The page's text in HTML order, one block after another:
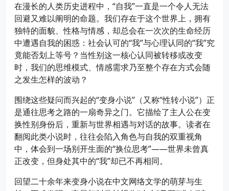
在漫长的人类历史进程中，“自我”一直是一个令人无法
回避又难以阐明的命题。我们存在于这个世界上，拥有
独特的面貌、性格与情感，却总会在一次次的生命经历
中遭遇自我的困惑：社会认可的“我”与心理认同的“我”究
竟能否划上等号？当性别这一核心认同被转移或改变
时，我们的思维模式、情感需求乃至整个存在方式会随
之发生怎样的波动？
围绕这些疑问而兴起的“变身小说”（又称“性转小说”）正
是通往思考之路的一扇奇异之门。它描绘了主人公在变
换性别身份后，重新与世界相遇与对话的故事。读者在
翻阅此类小说时，往往会陷入角色与自我的双重视角
中，体会到一场别开生面的“换位思考”——世界未曾真
正改变，但身处其中的“我”却已不再相同。
回望二十余年来变身小说在中文网络文学的萌芽与生